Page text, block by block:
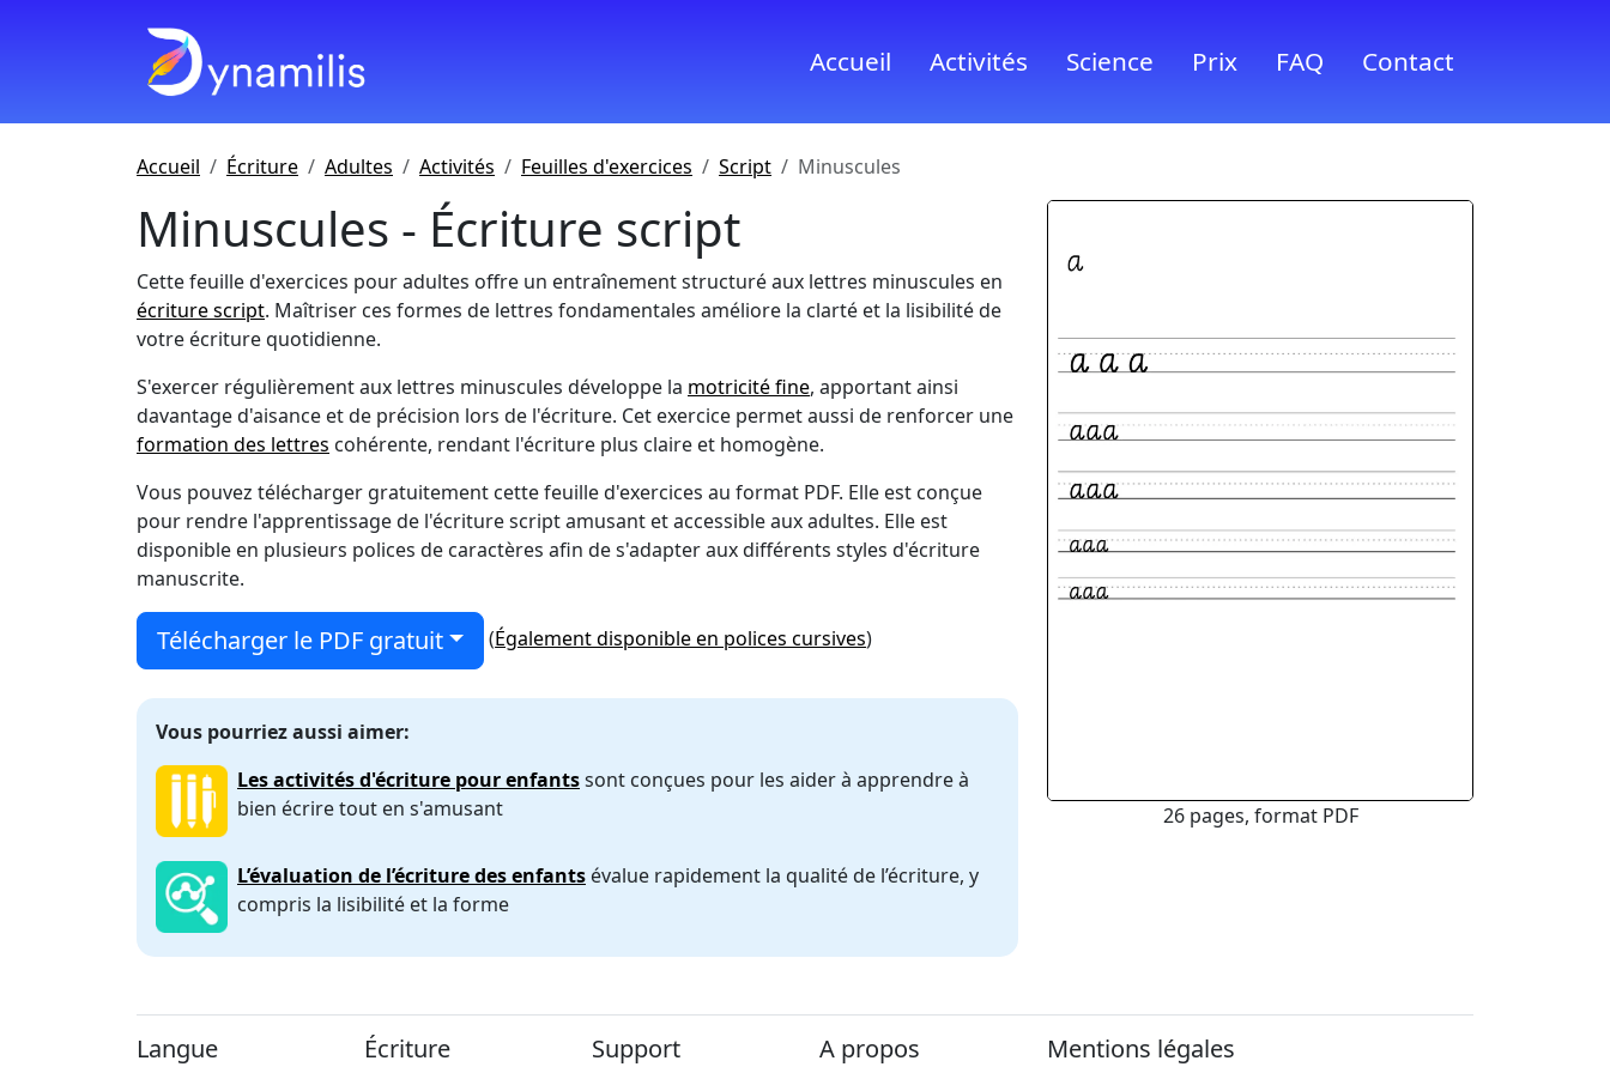
Accueil Activités Science Prix FAQ Contact
Accueil Écriture Adultes Activités Feuilles d'exercices Script Minuscules
Minuscules - Écriture script
Cette feuille d'exercices pour adultes offre un entraînement structuré aux lettres minuscules en
écriture script. Maîtriser ces formes de lettres fondamentales améliore la clarté et la lisibilité de
votre écriture quotidienne.
S'exercer régulièrement aux lettres minuscules développe la motricité fine, apportant ainsi
davantage d'aisance et de précision lors de l'écriture. Cet exercice permet aussi de renforcer une
formation des lettres cohérente, rendant l'écriture plus claire et homogène.
Vous pouvez télécharger gratuitement cette feuille d'exercices au format PDF. Elle est conçue
pour rendre l'apprentissage de l'écriture script amusant et accessible aux adultes. Elle est
disponible en plusieurs polices de caractères afin de s'adapter aux différents styles d'écriture
manuscrite.
Télécharger le PDF gratuit (Également disponible en polices cursives)
Vous pourriez aussi aimer:
Les activités d'écriture pour enfantssont conçues pour les aider à apprendre à
bien écrire tout en s'amusant
L’évaluation de l’écriture des enfants évalue rapidement la qualité de l’écriture, y
compris la lisibilité et la forme
26 pages, format PDF
Langue Écriture Support A propos Mentions légales